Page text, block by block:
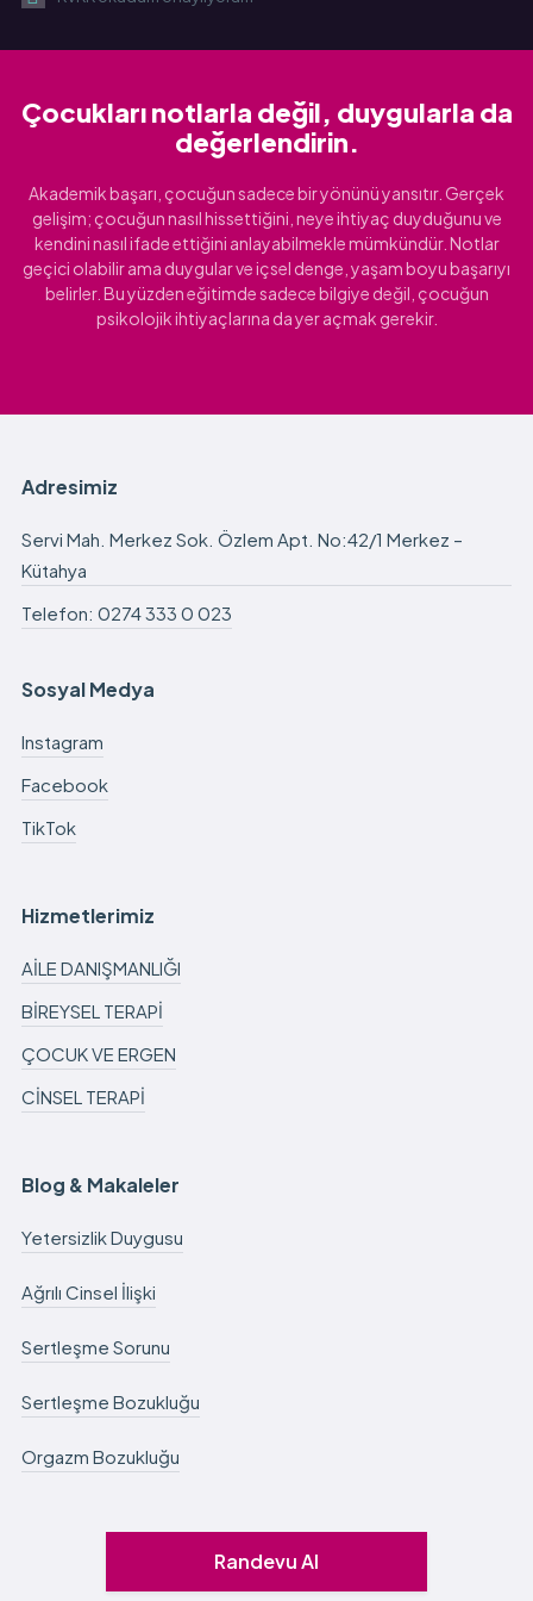
Çocukları notlarla değil, duygularla da
değerlendirin.
Akademik başarı, çocuğun sadece bir yönünü yansıtır. Gerçek
gelişim; çocuğun nasıl hissettiğini, neye ihtiyaç duyduğunu ve
kendini nasıl ifade ettiğini anlayabilmekle mümkündür. Notlar
geçici olabilir ama duygular ve içsel denge, yaşam boyu başarıyı
belirler. Bu yüzden eğitimde sadece bilgiye değil, çocuğun
psikolojik ihtiyaçlarına da yer açmak gerekir.
Adresimiz
Servi Mah. Merkez Sok. Özlem Apt. No:42/1 Merkez –
Kütahya
Telefon: 0274 333 0 023
Sosyal Medya
Instagram
Facebook
TikTok
Hizmetlerimiz
AİLE DANIŞMANLIĞI
BİREYSEL TERAPİ
ÇOCUK VE ERGEN
CİNSEL TERAPİ
Blog & Makaleler
Yetersizlik Duygusu
Ağrılı Cinsel İlişki
Sertleşme Sorunu
Sertleşme Bozukluğu
Orgazm Bozukluğu
Randevu Al